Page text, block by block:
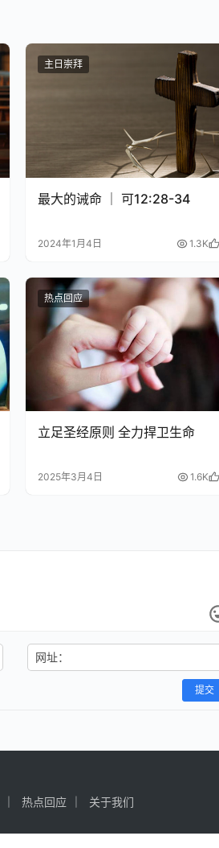
主日崇拜
最大的诫命 ｜ 可12:28-34
2024年1月4日 1.3K
热点回应
立足圣经原则 全力捍卫生命
2025年3月4日 1.6K
网址：
提交
热点回应
关于我们